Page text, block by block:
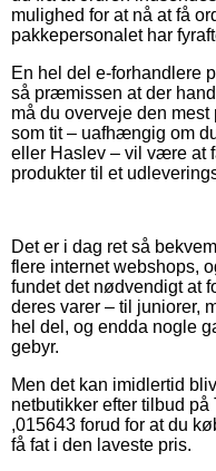
mulighed for at nå at få
pakkepersonalet har
En hel del e-forhandlere
så præmissen at der
må du overveje den
som tit – uafhængig om
eller Haslev – vil være at
produkter til et
Det er i dag ret så
flere internet webshops,
fundet det nødvendigt at
deres varer – til juniorer,
hel del, og endda nogle
gebyr.
Men det kan imidlertid
netbutikker efter tilbud
,015643 forud for at du
få fat i den laveste pris.